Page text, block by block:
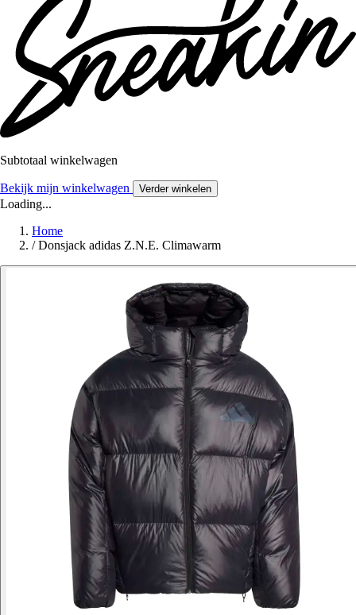
Subtotaal winkelwagen
Bekijk mijn winkelwagen Verder winkelen
Loading...
Home
/ Donsjack adidas Z.N.E. Climawarm